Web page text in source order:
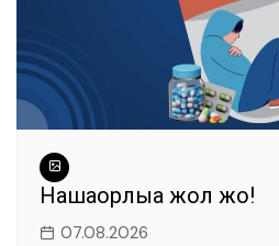
Нашақорлыққа жол жоқ!
07.08.2026